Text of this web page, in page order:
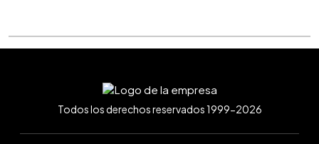
Todos los derechos reservados 1999-2026